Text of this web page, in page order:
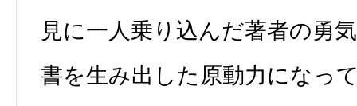
見に一人乗り込んだ著者の勇
書を生み出した原動力になっ